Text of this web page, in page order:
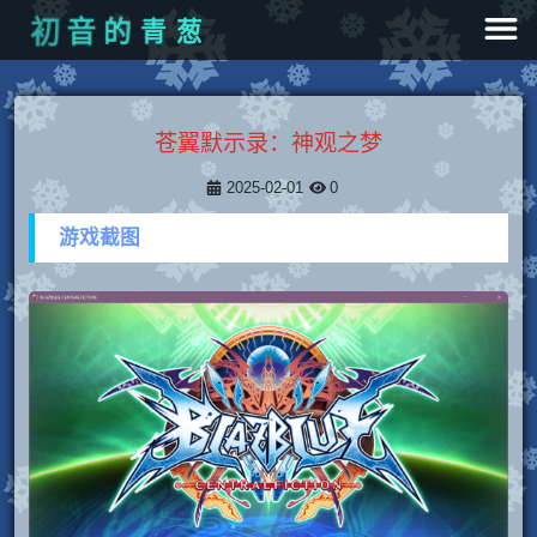
初 音 的 青 葱
苍翼默示录：神观之梦
2025-02-01 0
游戏截图